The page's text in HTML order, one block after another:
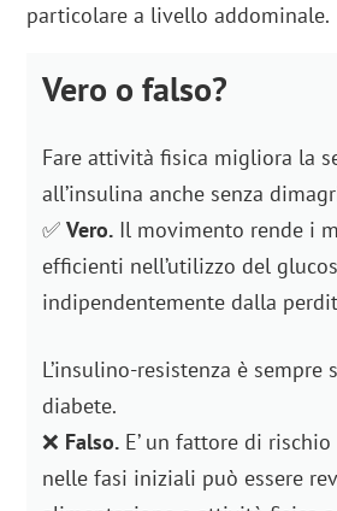
particolare a livello addominale.
Vero o falso?
Fare attività fisica migliora la
all’insulina anche senza
✅Vero. Il movimento rende i
efficienti nell’utilizzo del
indipendentemente dalla
L’insulino-resistenza è sempre
diabete.
❌ Falso. E’ un fattore di
nelle fasi iniziali può essere